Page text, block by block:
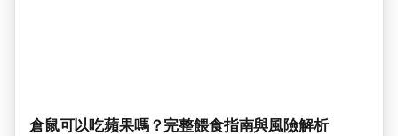
倉鼠可以吃蘋果嗎？完整餵食指南與風險解析